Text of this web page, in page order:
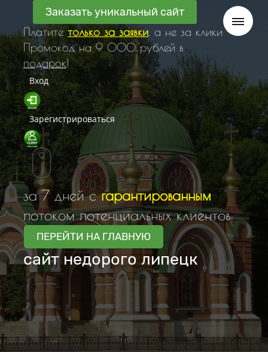
Заказать уникальный сайт
Платитетолько за заявки , а не за клики
Промокод на 9 000 рублей в
подарок!
Вход
Зарегистрироваться
за 7 дней сгарантированным
потоком потенциальных клиентов
ПЕРЕЙТИ НА ГЛАВНУЮ
сайт недорого липецк